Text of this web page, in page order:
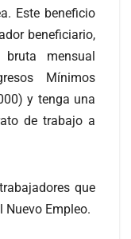
Este beneficio
beneficiario,
mensual
Mínimos
y tenga una
de trabajo a
que
Nuevo Empleo.